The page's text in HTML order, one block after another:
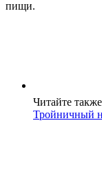
пищи.
Читайте
Тройничный